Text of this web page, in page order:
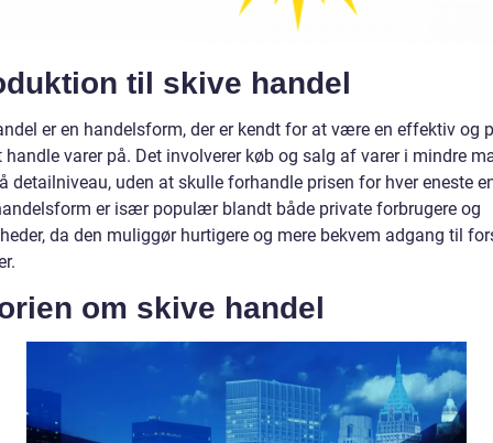
til skive handel
er en handelsform, der er kendt for at være en effektiv og
handle varer på. Det involverer køb og salg af varer i mindre
detailniveau, uden at skulle forhandle prisen for hver eneste
er især populær blandt både private forbrugere og
da den muliggør hurtigere og mere bekvem adgang til
om skive handel